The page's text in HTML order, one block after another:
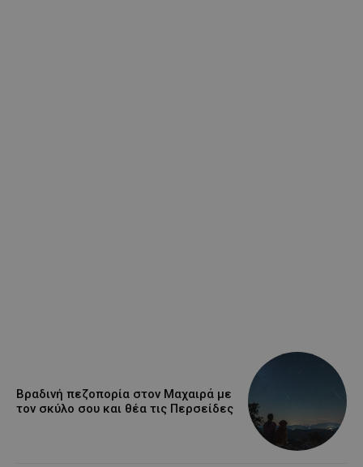
Βραδινή πεζοπορία στον Μαχαιρά με
τον σκύλο σου και θέα τις Περσείδες